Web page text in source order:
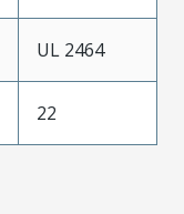
UL 2464
22